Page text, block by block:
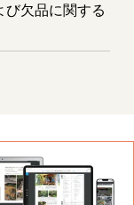
欠品に関する